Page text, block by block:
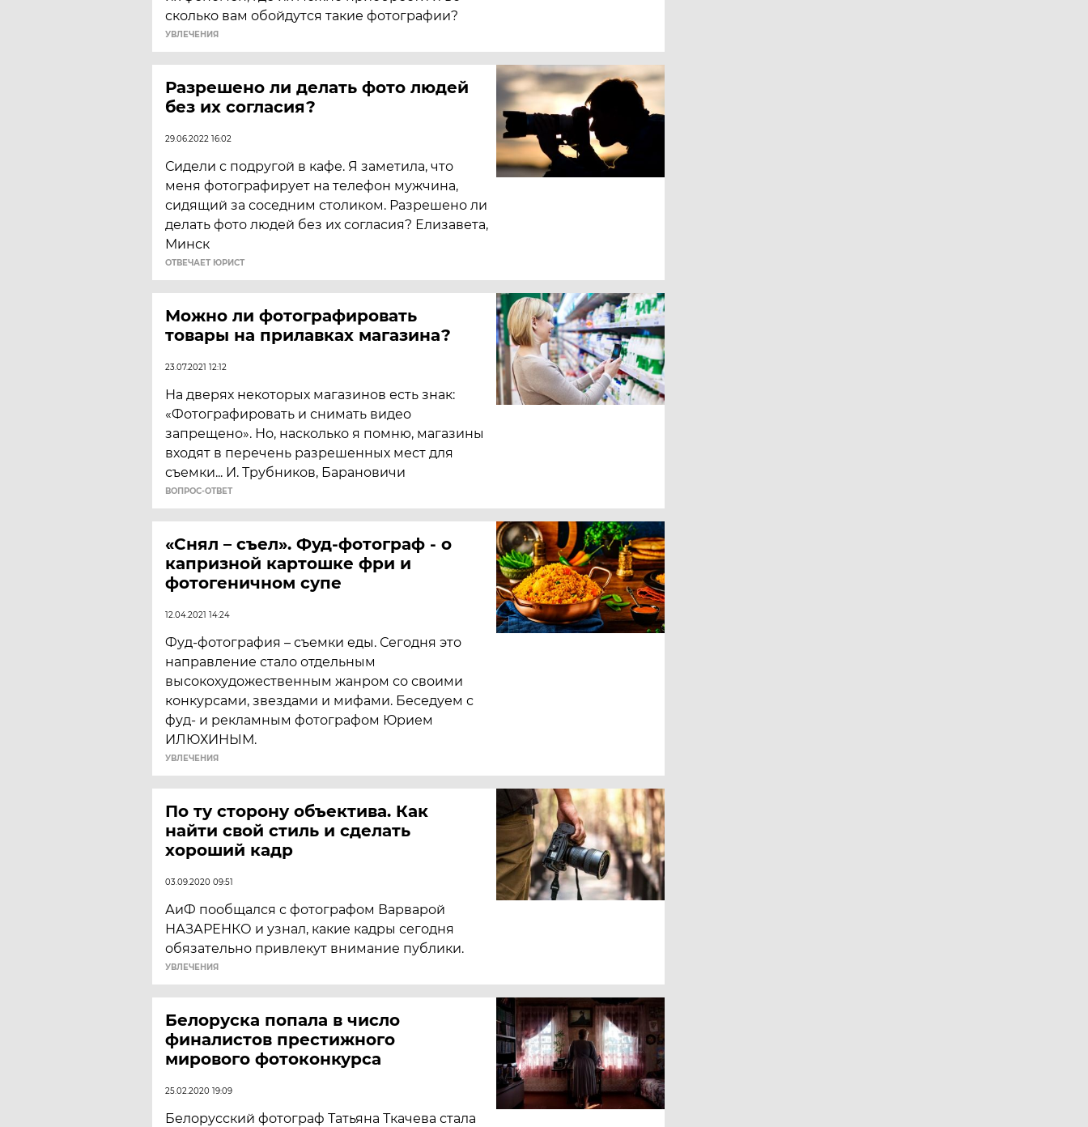
сколько вам обойдутся такие фотографии?
УВЛЕЧЕНИЯ
Разрешено ли делать фото людей
без их согласия?
29.06.2022 16:02
Сидели с подругой в кафе. Я заметила, что
меня фотографирует на телефон мужчина,
сидящий за соседним столиком. Разрешено ли
делать фото людей без их согласия? Елизавета,
Минск
ОТВЕЧАЕТ ЮРИСТ
Можно ли фотографировать
товары на прилавках магазина?
23.07.2021 12:12
На дверях некоторых магазинов есть знак:
«Фотографировать и снимать видео
запрещено». Но, насколько я помню, магазины
входят в перечень разрешенных мест для
съемки... И. Трубников, Барановичи
ВОПРОС-ОТВЕТ
«Снял – съел». Фуд-фотограф - о
капризной картошке фри и
фотогеничном супе
12.04.2021 14:24
​Фуд-фотография – съемки еды. Сегодня это
направление стало отдельным
высокохудожественным жанром со своими
конкурсами, звездами и мифами. Беседуем с
фуд- и рекламным фотографом Юрием
ИЛЮХИНЫМ.
УВЛЕЧЕНИЯ
По ту сторону объектива. Как
найти свой стиль и сделать
хороший кадр
03.09.2020 09:51
АиФ пообщался с фотографом Варварой
НАЗАРЕНКО и узнал, какие кадры сегодня
обязательно привлекут внимание публики.
УВЛЕЧЕНИЯ
Белоруска попала в число
финалистов престижного
мирового фотоконкурса
25.02.2020 19:09
Белорусский фотограф Татьяна Ткачева стала